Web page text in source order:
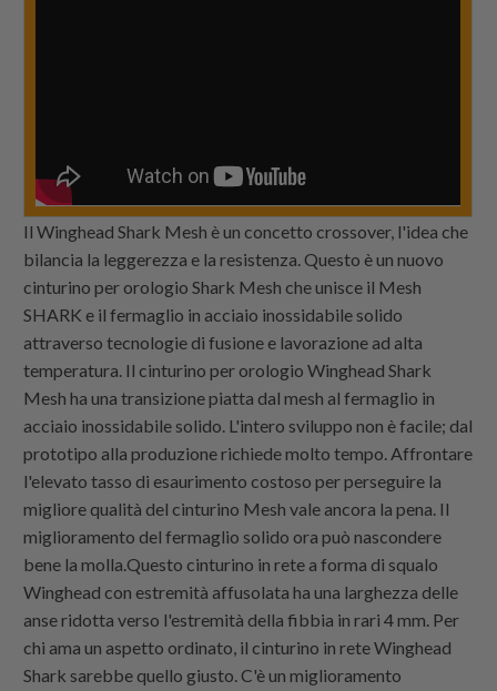
Il Winghead Shark Mesh è un concetto crossover, l'idea che
bilancia la leggerezza e la resistenza. Questo è un nuovo
cinturino per orologio Shark Mesh che unisce il Mesh
SHARK e il fermaglio in acciaio inossidabile solido
attraverso tecnologie di fusione e lavorazione ad alta
temperatura. Il cinturino per orologio Winghead Shark
Mesh ha una transizione piatta dal mesh al fermaglio in
acciaio inossidabile solido. L'intero sviluppo non è facile; dal
prototipo alla produzione richiede molto tempo. Affrontare
l'elevato tasso di esaurimento costoso per perseguire la
migliore qualità del cinturino Mesh vale ancora la pena. Il
miglioramento del fermaglio solido ora può nascondere
bene la molla.Questo cinturino in rete a forma di squalo
Winghead con estremità affusolata ha una larghezza delle
anse ridotta verso l'estremità della fibbia in rari 4 mm. Per
chi ama un aspetto ordinato, il cinturino in rete Winghead
Shark sarebbe quello giusto. C'è un miglioramento